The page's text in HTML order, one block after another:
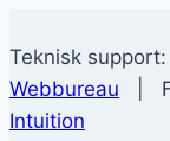
Teknisk support:
Webbureau |
Intuition